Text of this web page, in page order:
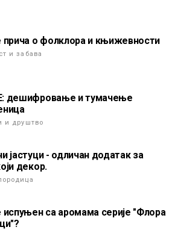
прича о фолклора и књижевности
и забава
дешифровање и тумачење
и друштво
јастуци - одличан додатак за
декор.
испуњен са аромама серије "Флора